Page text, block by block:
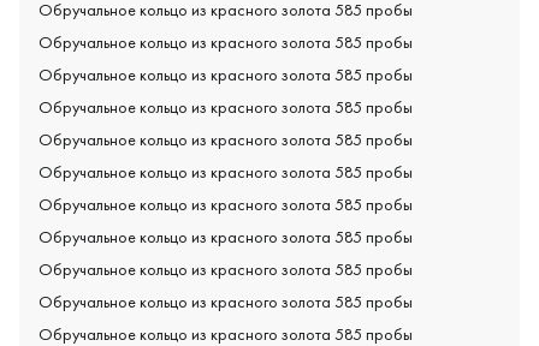
Обручальное кольцо из красного золота 585 пробы
Обручальное кольцо из красного золота 585 пробы
Обручальное кольцо из красного золота 585 пробы
Обручальное кольцо из красного золота 585 пробы
Обручальное кольцо из красного золота 585 пробы
Обручальное кольцо из красного золота 585 пробы
Обручальное кольцо из красного золота 585 пробы
Обручальное кольцо из красного золота 585 пробы
Обручальное кольцо из красного золота 585 пробы
Обручальное кольцо из красного золота 585 пробы
Обручальное кольцо из красного золота 585 пробы